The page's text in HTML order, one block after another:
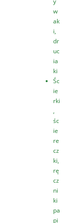
w
ak
i,
dr
uc
ia
ki
Śc
ie
rki
,
śc
ie
re
cz
ki,
rę
cz
ni
ki
pa
pi